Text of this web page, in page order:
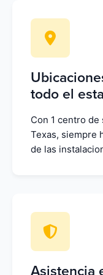
todo el
Con 1 centro
Texas, siempre
de las
Asistencia